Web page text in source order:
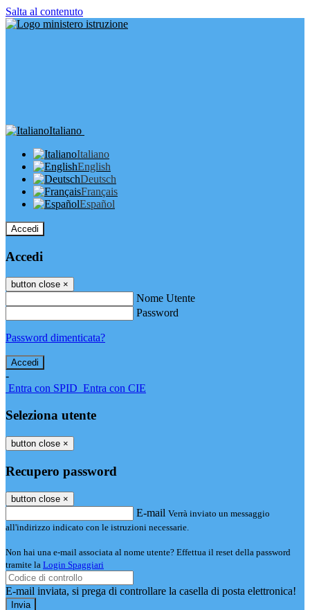
Salta al contenuto
Italiano
Italiano
English
Deutsch
Français
Español
Accedi
Accedi
button close ×
Nome Utente
Password
Password dimenticata?
-
Entra con SPID Entra con CIE
Seleziona utente
button close ×
Recupero password
button close ×
E-mail Verrà inviato un messaggio
all'indirizzo indicato con le istruzioni necessarie.
Non hai una e-mail associata al nome utente? Effettua il reset della password
tramite la Login Spaggiari
E-mail inviata, si prega di controllare la casella di posta elettronica!